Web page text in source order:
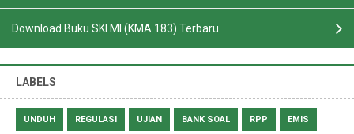
Download Buku SKI MI (KMA 183) Terbaru
LABELS
UNDUH REGULASI UJIAN BANK SOAL RPP EMIS